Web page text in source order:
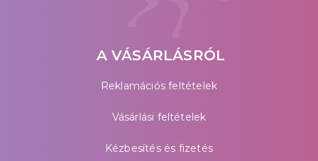
A VÁSÁRLÁSRÓL
Reklamációs feltételek
Vásárlási feltételek
Kézbesítés és fizetés